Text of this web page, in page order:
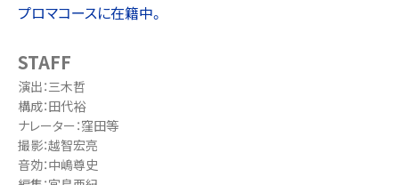
プロマコースに在籍中。
STAFF
演出：三木哲
構成：田代裕
ナレーター：窪田等
撮影：越智宏亮
音効：中嶋尊史